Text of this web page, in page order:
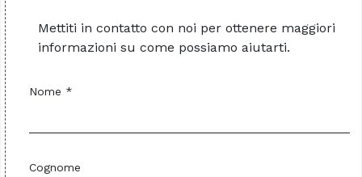
Mettiti in contatto con noi per ottenere maggiori
informazioni su come possiamo aiutarti.
Nome *
Cognome